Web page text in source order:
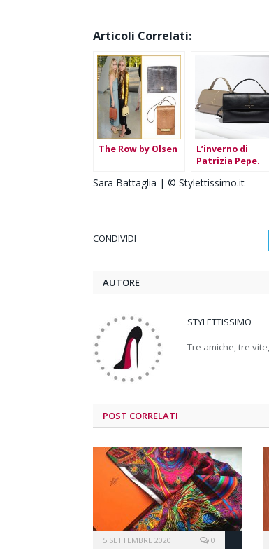
Articoli Correlati:
The Row by Olsen
L’inverno di
Patrizia Pepe.
Sara Battaglia | © Stylettissimo.it
CONDIVIDI
AUTORE
STYLETTISSIMO
Tre amiche, tre
POST CORRELATI
5 SETTEMBRE 2020 0